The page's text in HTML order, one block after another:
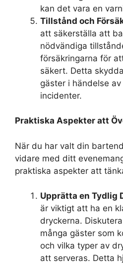
kan det vara en
Tillstånd och
att säkerställa att
nödvändiga
försäkringarna för
säkert. Detta
gäster i händelse
incidenter.
Praktiska Aspekter att
När du har valt din
vidare med ditt
praktiska aspekter att
Upprätta en Tydlig
är viktigt att ha en
dryckerna.
många gäster som
och vilka typer av
att serveras. Detta